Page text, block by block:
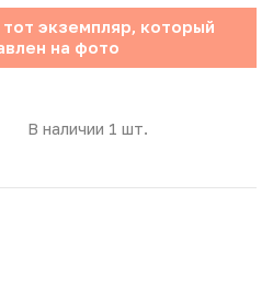
экземпляр, который
на фото
В наличии 1 шт.